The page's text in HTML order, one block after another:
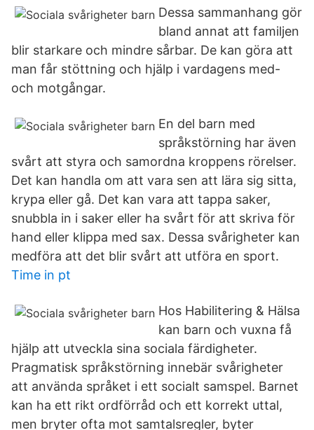
Dessa sammanhang gör
bland annat att familjen
blir starkare och mindre sårbar. De kan göra att
man får stöttning och hjälp i vardagens med-
och motgångar.
En del barn med
språkstörning har även
svårt att styra och samordna kroppens rörelser.
Det kan handla om att vara sen att lära sig sitta,
krypa eller gå. Det kan vara att tappa saker,
snubbla in i saker eller ha svårt för att skriva för
hand eller klippa med sax. Dessa svårigheter kan
medföra att det blir svårt att utföra en sport.
Time in pt
Hos Habilitering & Hälsa
kan barn och vuxna få
hjälp att utveckla sina sociala färdigheter.
Pragmatisk språkstörning innebär svårigheter
att använda språket i ett socialt samspel. Barnet
kan ha ett rikt ordförråd och ett korrekt uttal,
men bryter ofta mot samtalsregler, byter